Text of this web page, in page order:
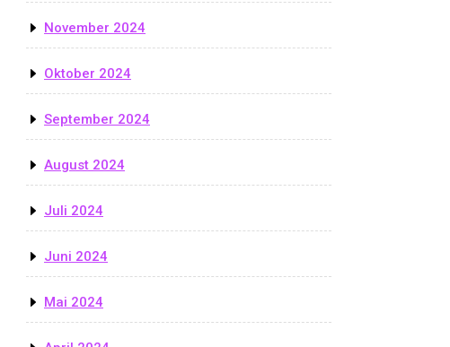
November 2024
Oktober 2024
September 2024
August 2024
Juli 2024
Juni 2024
Mai 2024